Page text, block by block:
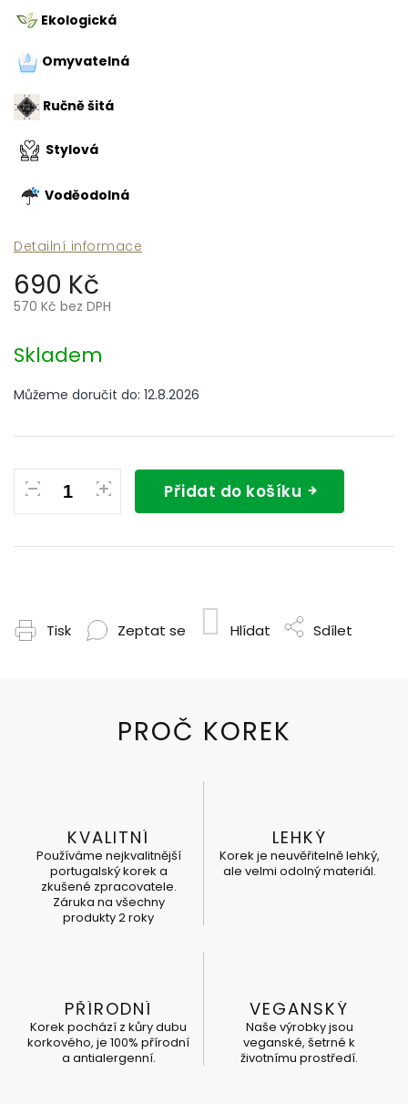
690 Kč
570 Kč bez DPH
cena:
Skladem
Můžeme doručit do: 12.8.2026
Přidat do košíku
Ekologická
Omyvatelná
Ručně šitá
Stylová
Voděodolná
Detailní informace
Tisk Zeptat se Hlídat Sdílet
KVALITNÍ
Používáme nejkvalitnější
portugalský korek a
zkušené zpracovatele.
Záruka na všechny
produkty 2 roky
LEHKÝ
Korek je neuvěřitelně lehký,
ale velmi odolný materiál.
PŘÍRODNÍ
Korek pochází z kůry dubu
korkového, je 100% přírodní
a antialergenní.
VEGANSKÝ
Naše výrobky jsou
veganské, šetrné k
životnímu prostředí.